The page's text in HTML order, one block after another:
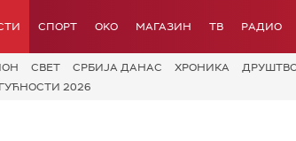
СПОРТ OKO МАГАЗИН ТВ РАДИО
СВЕТ СРБИЈА ДАНАС ХРОНИКА
2026